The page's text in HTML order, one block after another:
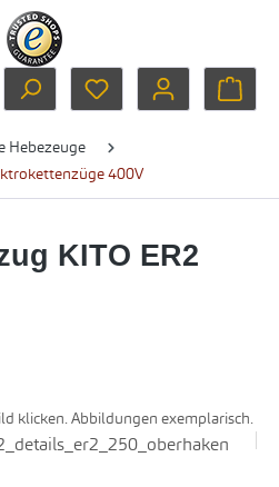
Du hast 0 Produkte
Hebezeuge
400V
KITO ER2
klicken. Abbildungen exemplarisch.